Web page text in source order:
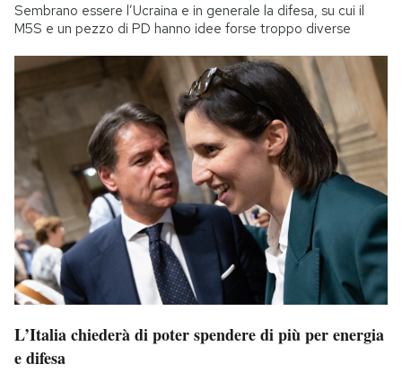
Sembrano essere l’Ucraina e in generale la difesa, su cui il
M5S e un pezzo di PD hanno idee forse troppo diverse
L’Italia chiederà di poter spendere di più per energia
e difesa